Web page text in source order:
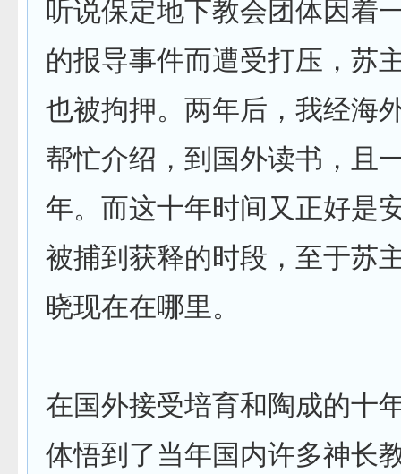
听说保定地下教会团体因着
的报导事件而遭受打压，苏
也被拘押。两年后，我经海
帮忙介绍，到国外读书，且
年。而这十年时间又正好是
被捕到获释的时段，至于苏
晓现在在哪里。
在国外接受培育和陶成的十
体悟到了当年国内许多神长